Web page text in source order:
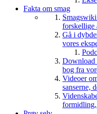
Fakta om smag
Smagswiki
forskellige
Gå i
vores
Download
bog fra
Videoer
sanserne,
formidling,